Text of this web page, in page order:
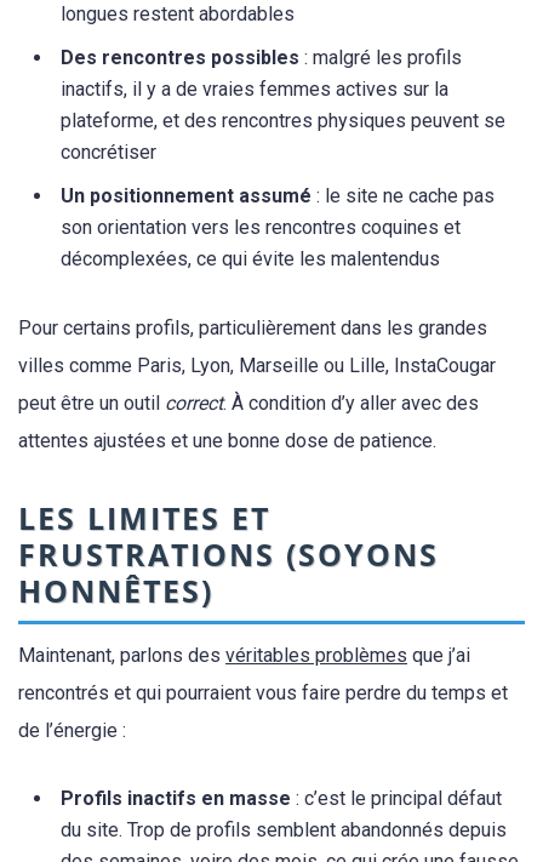
longues restent abordables
Des rencontres possibles : malgré les profils
inactifs, il y a de vraies femmes actives sur la
plateforme, et des rencontres physiques peuvent se
concrétiser
Un positionnement assumé : le site ne cache pas
son orientation vers les rencontres coquines et
décomplexées, ce qui évite les malentendus
Pour certains profils, particulièrement dans les grandes
villes comme Paris, Lyon, Marseille ou Lille, InstaCougar
peut être un outil correct. À condition d’y aller avec des
attentes ajustées et une bonne dose de patience.
LES LIMITES ET
FRUSTRATIONS (SOYONS
HONNÊTES)
Maintenant, parlons des véritables problèmes que j’ai
rencontrés et qui pourraient vous faire perdre du temps et
de l’énergie :
Profils inactifs en masse : c’est le principal défaut
du site. Trop de profils semblent abandonnés depuis